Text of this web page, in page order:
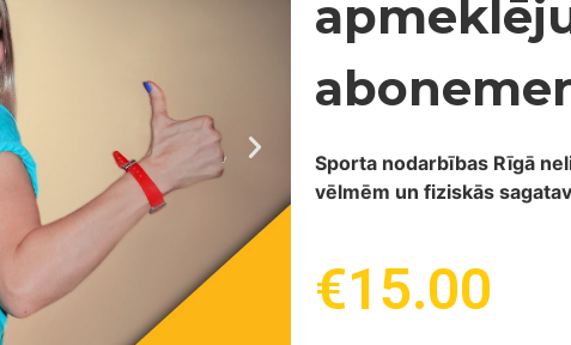
Sporta nodarbības Rīgā
vēlmēm un fiziskās
€15.00